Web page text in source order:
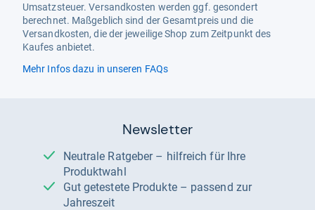
Umsatzsteuer. Versandkosten werden ggf. gesondert
berechnet. Maßgeblich sind der Gesamtpreis und die
Versandkosten, die der jeweilige Shop zum Zeitpunkt des
Kaufes anbietet.
Mehr Infos dazu in unseren FAQs
Newsletter
Neutrale Ratgeber – hilfreich für Ihre
Produktwahl
Gut getestete Produkte – passend zur
Jahreszeit